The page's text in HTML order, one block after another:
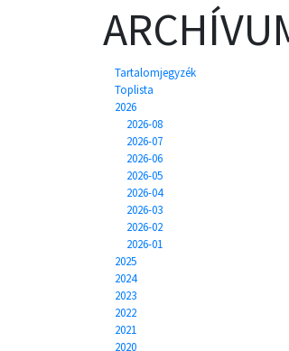
Tartalomjegyzék
Toplista
2026
2026-08
2026-07
2026-06
2026-05
2026-04
2026-03
2026-02
2026-01
2025
2024
2023
2022
2021
2020